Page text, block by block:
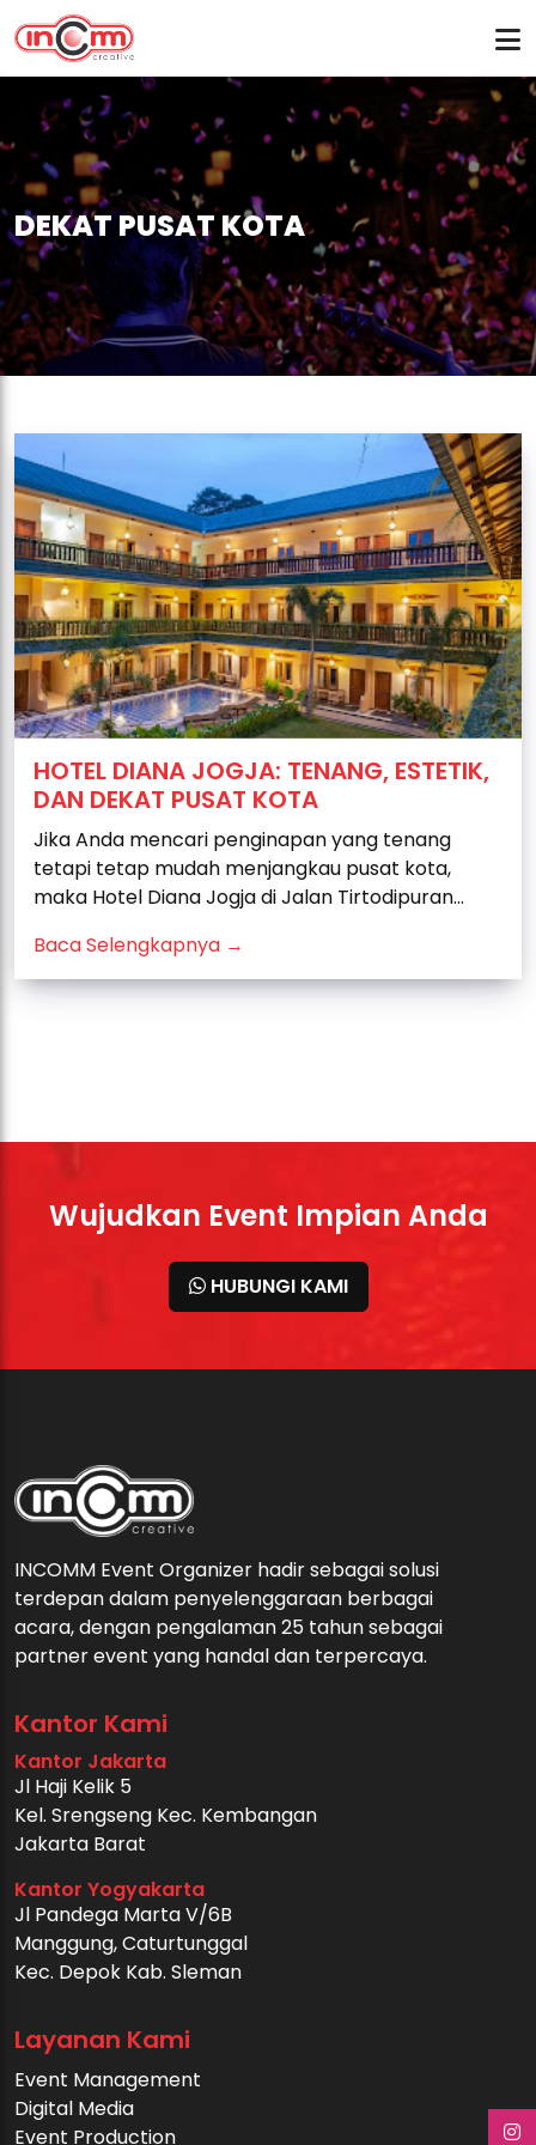
DEKAT PUSAT KOTA
HOTEL DIANA JOGJA: TENANG, ESTETIK,
DAN DEKAT PUSAT KOTA
Jika Anda mencari penginapan yang tenang
tetapi tetap mudah menjangkau pusat kota,
maka Hotel Diana Jogja di Jalan Tirtodipuran...
Baca Selengkapnya →
Wujudkan Event Impian Anda
HUBUNGI KAMI
INCOMM Event Organizer hadir sebagai solusi
terdepan dalam penyelenggaraan berbagai
acara, dengan pengalaman 25 tahun sebagai
partner event yang handal dan terpercaya.
Kantor Kami
Kantor Jakarta
Jl Haji Kelik 5
Kel. Srengseng Kec. Kembangan
Jakarta Barat
Kantor Yogyakarta
Jl Pandega Marta V/6B
Manggung, Caturtunggal
Kec. Depok Kab. Sleman
Layanan Kami
Event Management
Digital Media
Event Production